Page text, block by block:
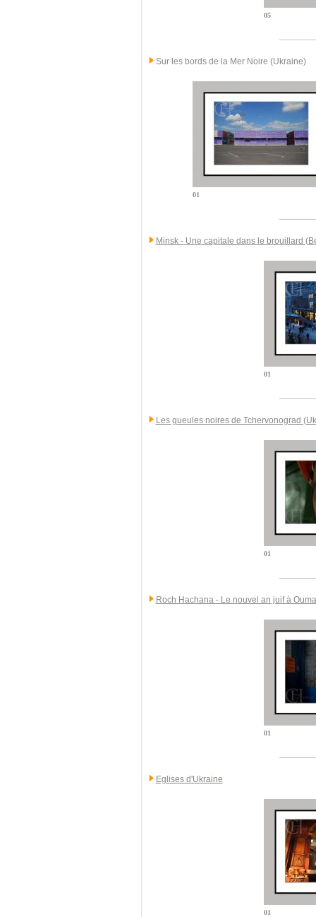
05
Sur les bords de la Mer Noire (Ukraine)
01
Minsk - Une capitale dans le brouillard
01
Les gueules noires de Tchervonograd
01
Roch Hachana - Le nouvel an juif à
01
Eglises d'Ukraine
01